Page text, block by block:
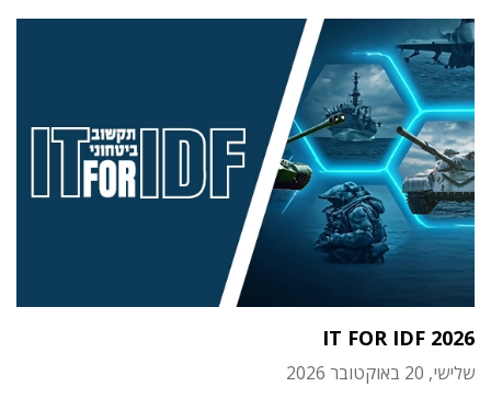
IT FOR IDF 2026
שלישי, 20 באוקטובר 2026